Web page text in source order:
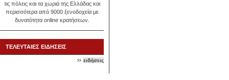
τις πόλεις και τα χωριά της Ελλάδας και
περισσότερα από 9000 ξενοδοχεία με
δυνατότητα online κρατήσεων.
ΤΕΛΕΥΤΑΙΕΣ ΕΙΔΗΣΕΙΣ
ειδήσεις